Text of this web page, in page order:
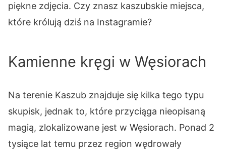
piękne zdjęcia. Czy znasz kaszubskie miejsca,
które królują dziś na Instagramie?
Kamienne kręgi w Węsiorach
Na terenie Kaszub znajduje się kilka tego typu
skupisk, jednak to, które przyciąga nieopisaną
magią, zlokalizowane jest w Węsiorach. Ponad 2
tysiące lat temu przez region wędrowały